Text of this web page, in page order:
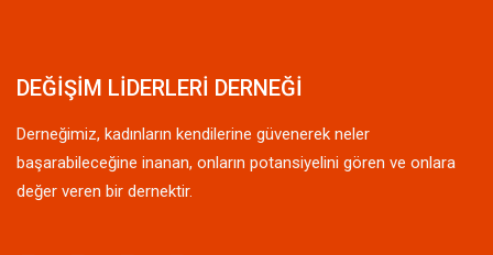
DEĞİŞİM LİDERLERİ DERNEĞİ
Derneğimiz, kadınların kendilerine güvenerek neler
başarabileceğine inanan, onların potansiyelini gören ve onlara
değer veren bir dernektir.